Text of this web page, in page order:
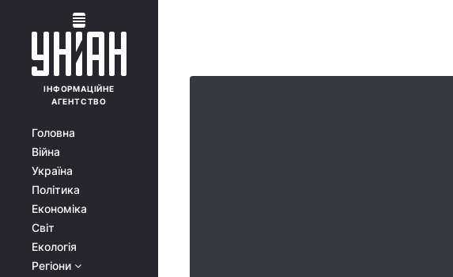
ІНФОРМАЦІЙНЕ
АГЕНТСТВО
Головна
Війна
Україна
Політика
Економіка
Світ
Екологія
Регіони